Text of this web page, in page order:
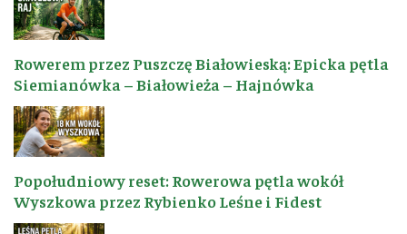
Rowerem przez Puszczę Białowieską: Epicka pętla
Siemianówka – Białowieża – Hajnówka
Popołudniowy reset: Rowerowa pętla wokół
Wyszkowa przez Rybienko Leśne i Fidest